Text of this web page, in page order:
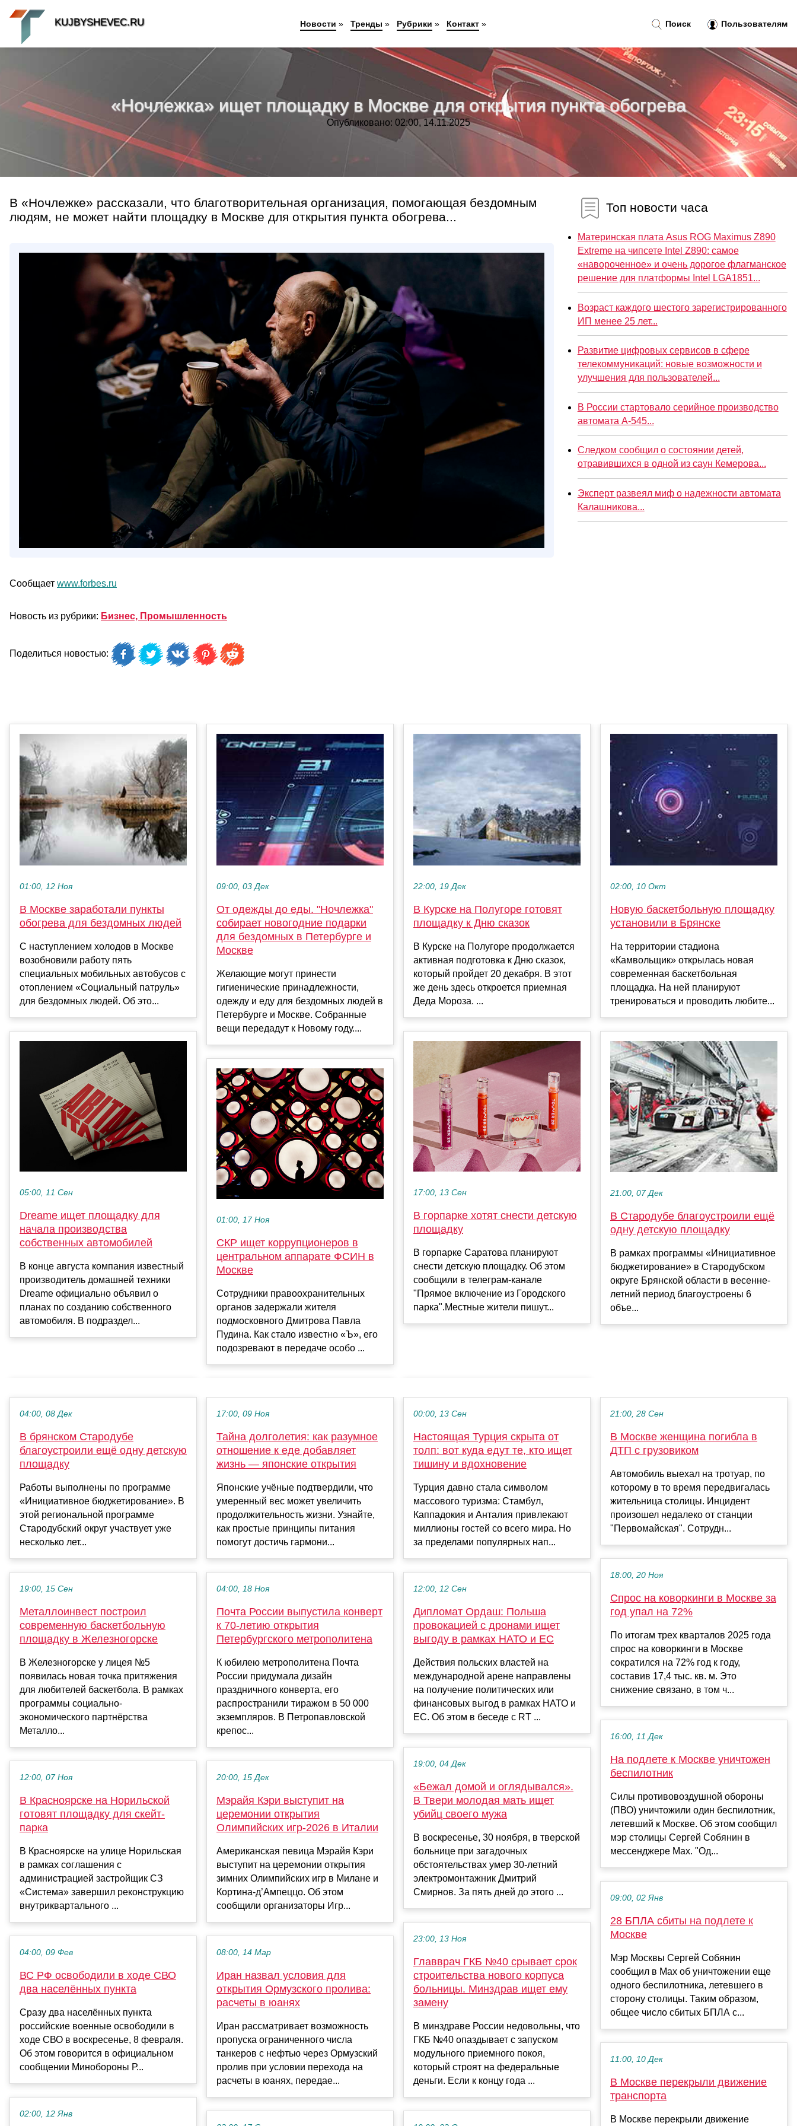
«Ночлежка» ищет площадку в Москве для открытия пункта обогрева
Опубликовано: 02:00, 14.11.2025
В «Ночлежке» рассказали, что благотворительная организация, помогающая бездомным
людям, не может найти площадку в Москве для открытия пункта обогрева...
Сообщает www.forbes.ru
Новость из рубрики: Бизнес, Промышленность
Поделиться новостью:
Топ новости часа
Материнская плата Asus ROG Maximus Z890
Extreme на чипсете Intel Z890: самое
«навороченное» и очень дорогое флагманское
решение для платформы Intel LGA1851...
Возраст каждого шестого зарегистрированного
ИП менее 25 лет...
Развитие цифровых сервисов в сфере
телекоммуникаций: новые возможности и
улучшения для пользователей...
В России стартовало серийное производство
автомата А-545...
Следком сообщил о состоянии детей,
отравившихся в одной из саун Кемерова...
Эксперт развеял миф о надежности автомата
Калашникова...
01:00, 12 Ноя
В Москве заработали пункты
обогрева для бездомных людей
С наступлением холодов в Москве
возобновили работу пять
специальных мобильных автобусов с
отоплением «Социальный патруль»
для бездомных людей. Об это...
05:00, 11 Сен
Dreame ищет площадку для
начала производства
собственных автомобилей
В конце августа компания известный
производитель домашней техники
Dreame официально объявил о
планах по созданию собственного
автомобиля. В подраздел...
09:00, 03 Дек
От одежды до еды. "Ночлежка"
собирает новогодние подарки
для бездомных в Петербурге и
Москве
Желающие могут принести
гигиенические принадлежности,
одежду и еду для бездомных людей в
Петербурге и Москве. Собранные
вещи передадут к Новому году....
01:00, 17 Ноя
СКР ищет коррупционеров в
центральном аппарате ФСИН в
Москве
Сотрудники правоохранительных
органов задержали жителя
подмосковного Дмитрова Павла
Пудина. Как стало известно «Ъ», его
подозревают в передаче особо ...
22:00, 19 Дек
В Курске на Полугоре готовят
площадку к Дню сказок
В Курске на Полугоре продолжается
активная подготовка к Дню сказок,
который пройдет 20 декабря. В этот
же день здесь откроется приемная
Деда Мороза. ...
17:00, 13 Сен
В горпарке хотят снести детскую
площадку
В горпарке Саратова планируют
снести детскую площадку. Об этом
сообщили в телеграм-канале
"Прямое включение из Городского
парка".Местные жители пишут...
02:00, 10 Окт
Новую баскетбольную площадку
установили в Брянске
На территории стадиона
«Камвольщик» открылась новая
современная баскетбольная
площадка. На ней планируют
тренироваться и проводить любите...
21:00, 07 Дек
В Стародубе благоустроили ещё
одну детскую площадку
В рамках программы «Инициативное
бюджетирование» в Стародубском
округе Брянской области в весенне-
летний период благоустроены 6
объе...
04:00, 08 Дек
В брянском Стародубе
благоустроили ещё одну детскую
площадку
Работы выполнены по программе
«Инициативное бюджетирование». В
этой региональной программе
Стародубский округ участвует уже
несколько лет...
19:00, 15 Сен
Металлоинвест построил
современную баскетбольную
площадку в Железногорске
В Железногорске у лицея №5
появилась новая точка притяжения
для любителей баскетбола. В рамках
программы социально-
экономического партнёрства
Металло...
12:00, 07 Ноя
В Красноярске на Норильской
готовят площадку для скейт-
парка
В Красноярске на улице Норильская
в рамках соглашения с
администрацией застройщик СЗ
«Система» завершил реконструкцию
внутриквартального ...
04:00, 09 Фев
ВС РФ освободили в ходе СВО
два населённых пункта
Сразу два населённых пункта
российские военные освободили в
ходе СВО в воскресенье, 8 февраля.
Об этом говорится в официальном
сообщении Минобороны Р...
02:00, 12 Янв
17:00, 09 Ноя
Тайна долголетия: как разумное
отношение к еде добавляет
жизнь — японские открытия
Японские учёные подтвердили, что
умеренный вес может увеличить
продолжительность жизни. Узнайте,
как простые принципы питания
помогут достичь гармони...
04:00, 18 Ноя
Почта России выпустила конверт
к 70-летию открытия
Петербургского метрополитена
К юбилею метрополитена Почта
России придумала дизайн
праздничного конверта, его
распространили тиражом в 50 000
экземпляров. В Петропавловской
крепос...
20:00, 15 Дек
Мэрайя Кэри выступит на
церемонии открытия
Олимпийских игр-2026 в Италии
Американская певица Мэрайя Кэри
выступит на церемонии открытия
зимних Олимпийских игр в Милане и
Кортина-д’Ампеццо. Об этом
сообщили организаторы Игр...
08:00, 14 Мар
Иран назвал условия для
открытия Ормузского пролива:
расчеты в юанях
Иран рассматривает возможность
пропуска ограниченного числа
танкеров с нефтью через Ормузский
пролив при условии перехода на
расчеты в юанях, передае...
00:00, 13 Сен
Настоящая Турция скрыта от
толп: вот куда едут те, кто ищет
тишину и вдохновение
Турция давно стала символом
массового туризма: Стамбул,
Каппадокия и Анталия привлекают
миллионы гостей со всего мира. Но
за пределами популярных нап...
12:00, 12 Сен
Дипломат Ордаш: Польша
провокацией с дронами ищет
выгоду в рамках НАТО и ЕС
Действия польских властей на
международной арене направлены
на получение политических или
финансовых выгод в рамках НАТО и
ЕС. Об этом в беседе с RT ...
19:00, 04 Дек
«Бежал домой и оглядывался».
В Твери молодая мать ищет
убийц своего мужа
​В воскресенье, 30 ноября, в тверской
больнице при загадочных
обстоятельствах умер 30-летний
электромонтажник Дмитрий
Смирнов. За пять дней до этого ...
23:00, 13 Ноя
Главврач ГКБ №40 срывает срок
строительства нового корпуса
больницы. Минздрав ищет ему
замену
В минздраве России недовольны, что
ГКБ №40 опаздывает с запуском
модульного приемного покоя,
который строят на федеральные
деньги. Если к концу года ...
21:00, 28 Сен
В Москве женщина погибла в
ДТП с грузовиком
Автомобиль выехал на тротуар, по
которому в то время передвигалась
жительница столицы. Инцидент
произошел недалеко от станции
"Первомайская". Сотрудн...
18:00, 20 Ноя
Спрос на коворкинги в Москве за
год упал на 72%
По итогам трех кварталов 2025 года
спрос на коворкинги в Москве
сократился на 72% год к году,
составив 17,4 тыс. кв. м. Это
снижение связано, в том ч...
16:00, 11 Дек
На подлете к Москве уничтожен
беспилотник
Силы противовоздушной обороны
(ПВО) уничтожили один беспилотник,
летевший к Москве. Об этом сообщил
мэр столицы Сергей Собянин в
мессенджере Max. "Од...
09:00, 02 Янв
28 БПЛА сбиты на подлете к
Москве
Мэр Москвы Сергей Собянин
сообщил в Max об уничтожении еще
одного беспилотника, летевшего в
сторону столицы. Таким образом,
общее число сбитых БПЛА с...
11:00, 10 Дек
В Москве перекрыли движение
транспорта
В Москве перекрыли движение
Поиск Пользователям
KUJBYSHEVEC.RU Новости » Тренды » Рубрики » Контакт»